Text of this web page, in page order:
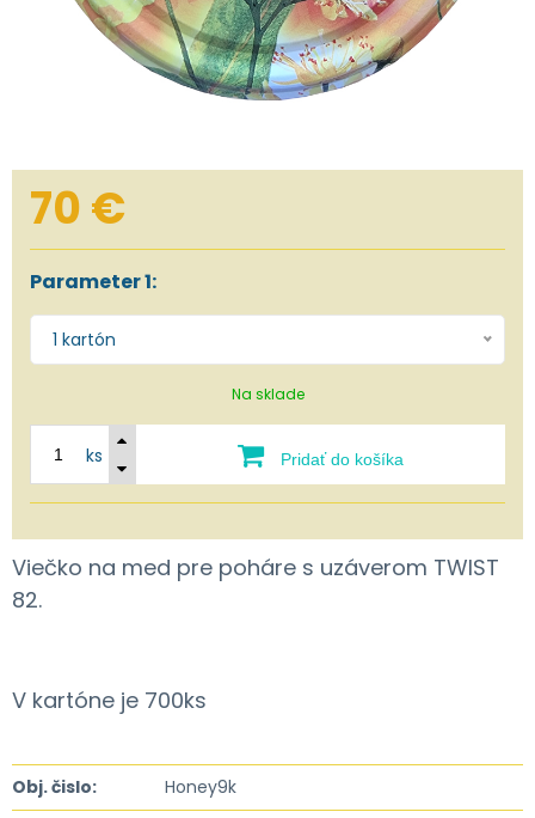
70 €
Parameter 1:
1 kartón
Na sklade
ks Pridať do košíka
Viečko na med pre poháre s uzáverom TWIST
82.
V kartóne je 700ks
Obj. čislo: Honey9k